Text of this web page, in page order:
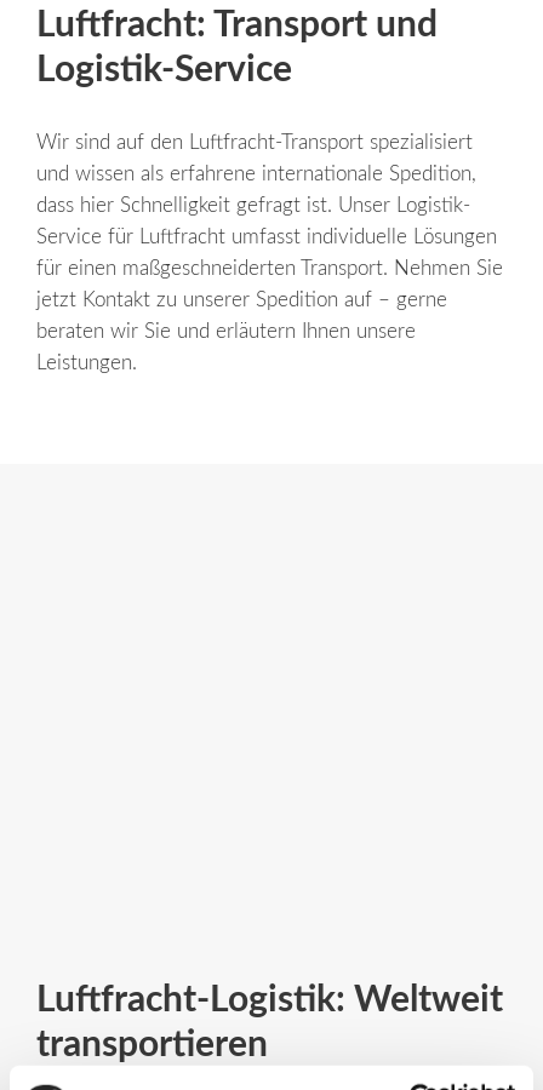
Luftfracht: Transport und
Logistik-Service
Wir sind auf den Luftfracht- Transport spezialisiert
und wissen als erfahrene internationale Spedition,
dass hier Schnelligkeit gefragt ist. Unser Logistik-
Service für
Luftfracht umfasst individuelle Lösungen
für einen maßgeschneiderten
Transport. Nehmen Sie
jetzt Kontakt zu unserer Spedition auf – gerne
beraten wir Sie und erläutern Ihnen unsere
Leistungen.
Luftfracht-Logistik: Weltweit
transportieren